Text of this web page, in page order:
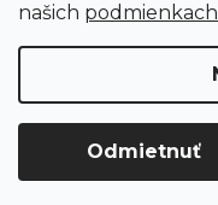
našich podmienkach
Odmietnuť